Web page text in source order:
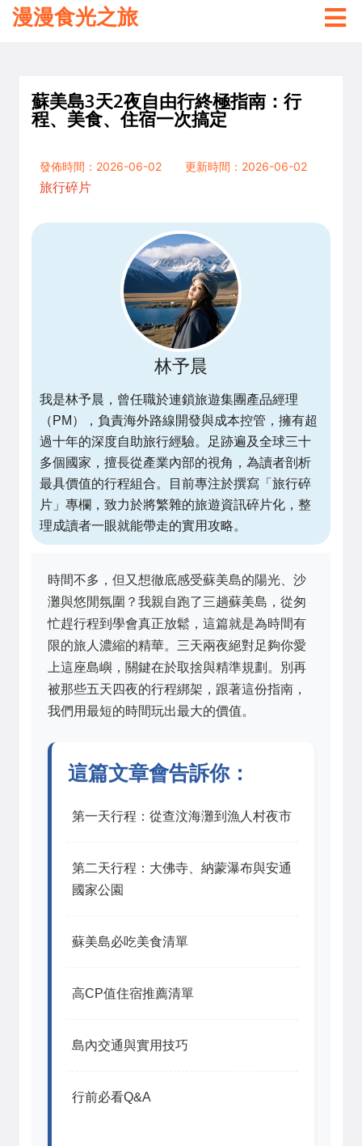
漫漫食光之旅
蘇美島3天2夜自由行終極指南：行
程、美食、住宿一次搞定
發佈時間：2026-06-02
更新時間：2026-06-02
旅行碎片
林予晨
我是林予晨，曾任職於連鎖旅遊集團產品經理
（PM），負責海外路線開發與成本控管，擁有超
過十年的深度自助旅行經驗。足跡遍及全球三十
多個國家，擅長從產業內部的視角，為讀者剖析
最具價值的行程組合。目前專注於撰寫「旅行碎
片」專欄，致力於將繁雜的旅遊資訊碎片化，整
理成讀者一眼就能帶走的實用攻略。
時間不多，但又想徹底感受蘇美島的陽光、沙
灘與悠閒氛圍？我親自跑了三趟蘇美島，從匆
忙趕行程到學會真正放鬆，這篇就是為時間有
限的旅人濃縮的精華。三天兩夜絕對足夠你愛
上這座島嶼，關鍵在於取捨與精準規劃。別再
被那些五天四夜的行程綁架，跟著這份指南，
我們用最短的時間玩出最大的價值。
這篇文章會告訴你：
第一天行程：從查汶海灘到漁人村夜市
第二天行程：大佛寺、納蒙瀑布與安通
國家公園
蘇美島必吃美食清單
高CP值住宿推薦清單
島內交通與實用技巧
行前必看Q&A